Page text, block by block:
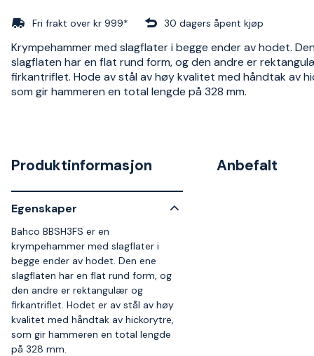
Fri frakt over kr 999* 30 dagers åpent kjøp
Krympehammer med slagflater i begge ender av hodet.
slagflaten har en flat rund form, og den andre er
firkantriflet. Hode av stål av høy kvalitet med håndtak av
som gir hammeren en total lengde på 328 mm.
Produktinformasjon
Egenskaper
Bahco BBSH3FS er en
krympehammer med slagflater i
begge ender av hodet. Den ene
slagflaten har en flat rund form, og
den andre er rektangulær og
firkantriflet. Hodet er av stål av høy
kvalitet med håndtak av hickorytre,
som gir hammeren en total lengde
på 328 mm.
Anbefalt